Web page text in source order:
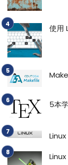
使用
5本